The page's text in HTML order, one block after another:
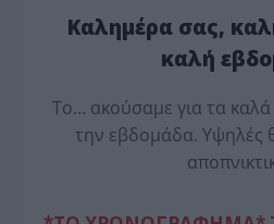
Καλημέρα σας,
καλή
Το… ακούσαμε για τα καλά
την εβδομάδα. Υψηλές